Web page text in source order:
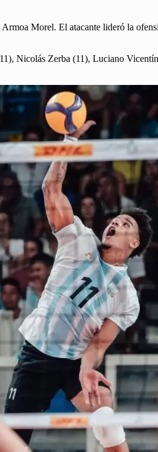
Morel. El atacante lideró la
Nicolás Zerba (11), Luciano